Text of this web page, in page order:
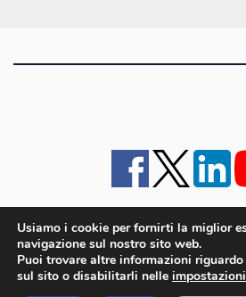
iMagazine · contatti e staff · lavora con noi
Cookie policy UE
iMagazine è un marchio di proprietà di Goliardica
Usiamo i cookie per fornirti la miglior
navigazione sul nostro sito web.
Puoi trovare altre informazioni
sul sito o disabilitarli nelle impostazioni